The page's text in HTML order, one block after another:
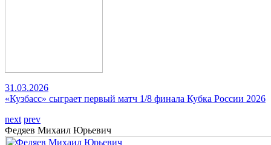
31.03.2026
«Кузбасс» сыграет первый матч 1/8 финала Кубка России 2026
next prev
Федяев Михаил Юрьевич